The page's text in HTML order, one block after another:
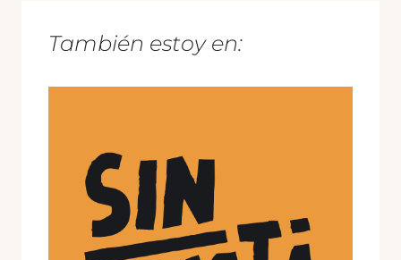
También estoy en: